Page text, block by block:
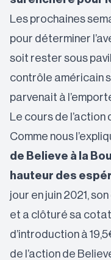
Les prochaines
pour déterminer
soit rester sous
contrôle américain
parvenait à
Le cours de
Comme nous
de Believe à la
hauteur des
jour en juin 2021,
et a clôturé sa
d’introduction à
de l’action de